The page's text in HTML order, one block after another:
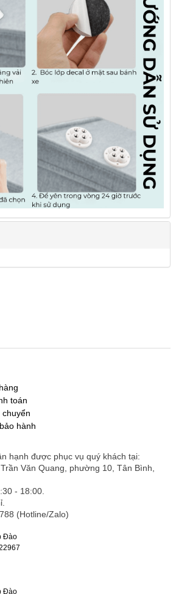
toán
hành
hạnh được phục vụ quý khách tại:
Văn Quang, phường 10, Tân Bình,
- 18:00.
(Hotline/Zalo)
Đào
Đào